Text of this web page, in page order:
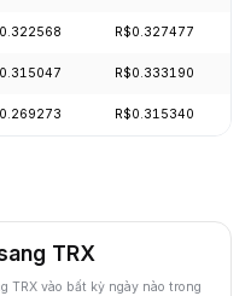
R$0.327477
R$0.333190
R$0.315340
TRX
TRX vào bất kỳ ngày nào trong